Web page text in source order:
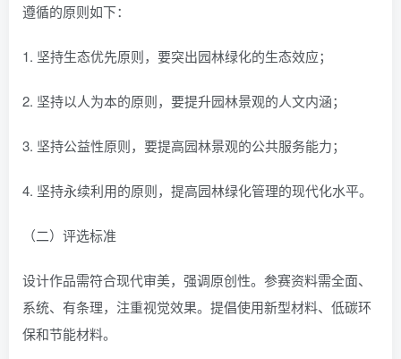
遵循的原则如下：
1. 坚持生态优先原则，要突出园林绿化的生态效应；
2. 坚持以人为本的原则，要提升园林景观的人文内涵；
3. 坚持公益性原则，要提高园林景观的公共服务能力；
4. 坚持永续利用的原则，提高园林绿化管理的现代化水平。
（二）评选标准
设计作品需符合现代审美，强调原创性。参赛资料需全面、
系统、有条理，注重视觉效果。提倡使用新型材料、低碳环
保和节能材料。